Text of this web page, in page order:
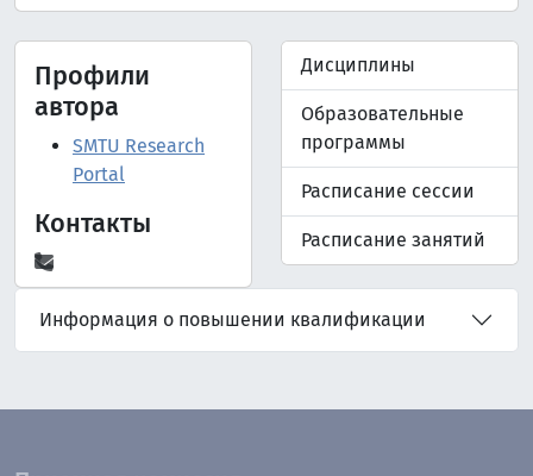
Профили
автора
SMTU Research
Portal
Контакты
Дисциплины
Образовательные
программы
Расписание сессии
Расписание занятий
Информация о повышении квалификации